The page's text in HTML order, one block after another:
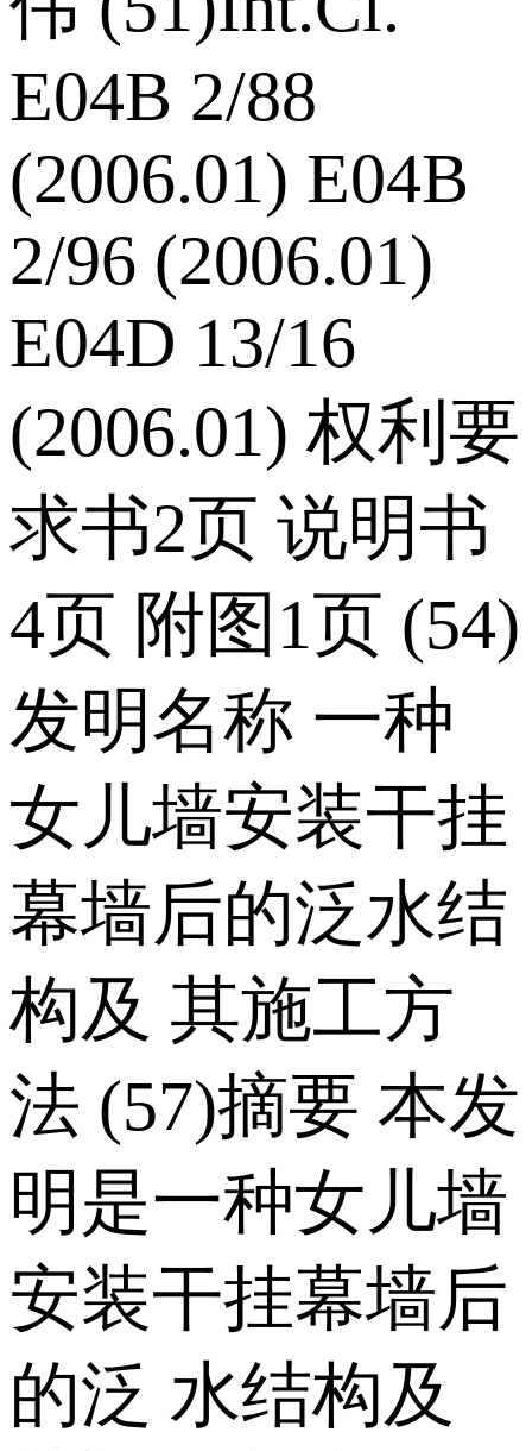
E04B 2/88
(2006.01) E04B
2/96 (2006.01)
E04D 13/16
(2006.01) 权利要
求书2页 说明书
4页 附图1页 (54)
发明名称 一种
女儿墙安装干挂
幕墙后的泛水结
构及 其施工方
法 (57)摘要 本发
明是一种女儿墙
安装干挂幕墙后
的泛 水结构及